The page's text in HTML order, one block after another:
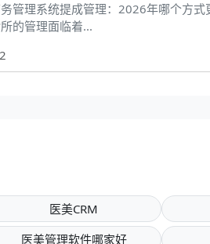
管理系统提成管理：2026年哪个方
的管理面临着...
医美CRM
医美管理软件哪家好